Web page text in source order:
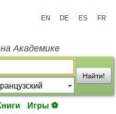
EN DE ES FR
Академике
Найти!
Игры ⚽